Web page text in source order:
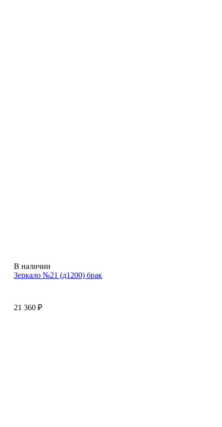
В наличии
Зеркало №21 (д1200) брак
21 360 ₽